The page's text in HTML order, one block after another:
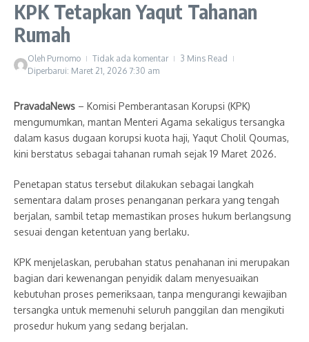
KPK Tetapkan Yaqut Tahanan
Rumah
Oleh Purnomo Tidak ada komentar
3 Mins Read
Diperbarui: Maret 21, 2026 7:30 am
PravadaNews – Komisi Pemberantasan Korupsi (KPK)
mengumumkan, mantan Menteri Agama sekaligus tersangka
dalam kasus dugaan korupsi kuota haji, Yaqut Cholil Qoumas,
kini berstatus sebagai tahanan rumah sejak 19 Maret 2026.
Penetapan status tersebut dilakukan sebagai langkah
sementara dalam proses penanganan perkara yang tengah
berjalan, sambil tetap memastikan proses hukum berlangsung
sesuai dengan ketentuan yang berlaku.
KPK menjelaskan, perubahan status penahanan ini merupakan
bagian dari kewenangan penyidik dalam menyesuaikan
kebutuhan proses pemeriksaan, tanpa mengurangi kewajiban
tersangka untuk memenuhi seluruh panggilan dan mengikuti
prosedur hukum yang sedang berjalan.